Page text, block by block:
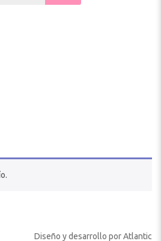
Diseño y desarrollo porAtlantic